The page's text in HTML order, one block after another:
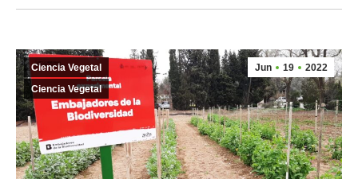
Jun 19 2022
Ciencia Vegetal
Ciencia Vegetal